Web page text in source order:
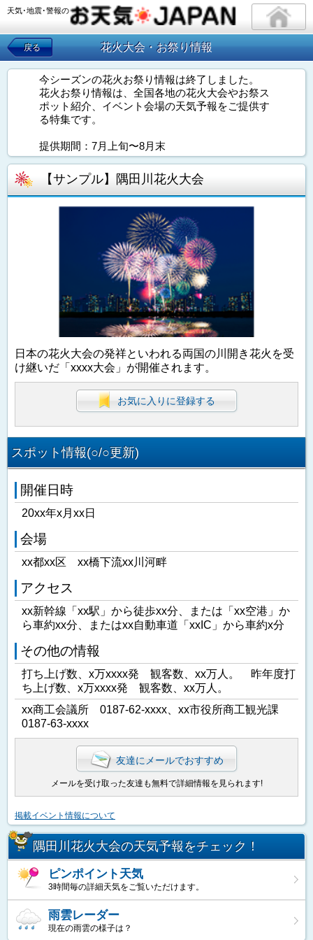
天気･地震･警報の
戻る 花火大会・お祭り情報
今シーズンの花火お祭り情報は終了しました。
花火お祭り情報は、全国各地の花火大会やお祭ス
ポット紹介、イベント会場の天気予報をご提供す
る特集です。
提供期間：7月上旬〜8月末
【サンプル】隅田川花火大会
日本の花火大会の発祥といわれる両国の川開き花火を受
け継いだ「xxxx大会」が開催されます。
お気に入りに登録する
スポット情報(○/○更新)
開催日時
20xx年x月xx日
会場
xx都xx区 xx橋下流xx川河畔
アクセス
xx新幹線「xx駅」から徒歩xx分、または「xx空港」か
ら車約xx分、またはxx自動車道「xxIC」から車約x分
その他の情報
打ち上げ数、x万xxxx発 観客数、xx万人。 昨年度打
ち上げ数、x万xxxx発 観客数、xx万人。
xx商工会議所 0187-62-xxxx、xx市役所商工観光課
0187-63-xxxx
友達にメールでおすすめ
メールを受け取った友達も無料で詳細情報を見られます!
掲載イベント情報について
隅田川花火大会の天気予報をチェック！
ピンポイント天気
3時間毎の詳細天気をご覧いただけます。
雨雲レーダー
現在の雨雲の様子は？